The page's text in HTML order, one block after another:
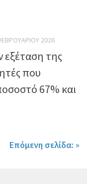
2026
εξέταση της
που
67% και
Επόμενη σελίδα: »